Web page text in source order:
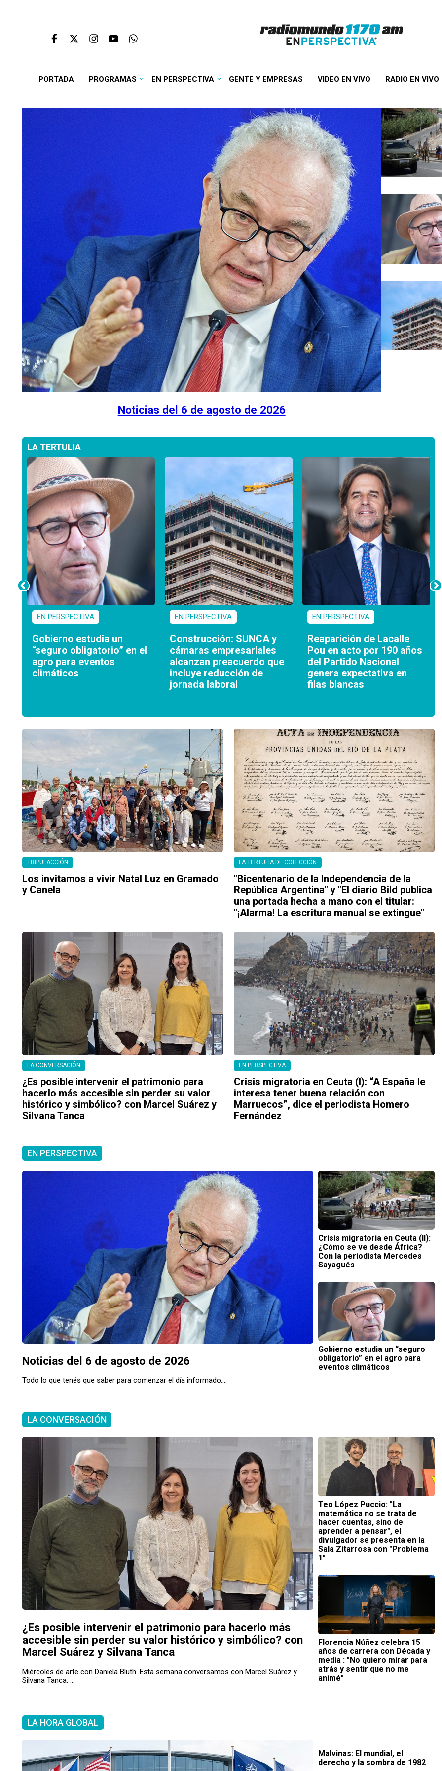
PORTADA PROGRAMAS EN PERSPECTIVA GENTE Y EMPRESAS VIDEO EN VIVO RADIO EN VIVO
Noticias del 6 de agosto de 2026
LA TERTULIA
EN PERSPECTIVA
Gobierno estudia un
“seguro obligatorio” en el
agro para eventos
climáticos
EN PERSPECTIVA
Construcción: SUNCA y
cámaras empresariales
alcanzan preacuerdo que
incluye reducción de
jornada laboral
EN PERSPECTIVA
Reaparición de Lacalle
Pou en acto por 190 años
del Partido Nacional
genera expectativa en
filas blancas
TRIPULACCIÓN
Los invitamos a vivir Natal Luz en Gramado
y Canela
LA TERTULIA DE COLECCIÓN
"Bicentenario de la Independencia de la
República Argentina" y "El diario Bild publica
una portada hecha a mano con el titular:
"¡Alarma! La escritura manual se extingue"
LA CONVERSACIÓN
¿Es posible intervenir el patrimonio para
hacerlo más accesible sin perder su valor
histórico y simbólico? con Marcel Suárez y
Silvana Tanca
EN PERSPECTIVA
Crisis migratoria en Ceuta (I): “A España le
interesa tener buena relación con
Marruecos”, dice el periodista Homero
Fernández
EN PERSPECTIVA
Noticias del 6 de agosto de 2026
Todo lo que tenés que saber para comenzar el día informado....
Crisis migratoria en Ceuta (II):
¿Cómo se ve desde África?
Con la periodista Mercedes
Sayagués
Gobierno estudia un “seguro
obligatorio” en el agro para
eventos climáticos
LA CONVERSACIÓN
¿Es posible intervenir el patrimonio para hacerlo más
accesible sin perder su valor histórico y simbólico? con
Marcel Suárez y Silvana Tanca
Miércoles de arte con Daniela Bluth. Esta semana conversamos con Marcel Suárez y
Silvana Tanca. ...
Teo López Puccio: "La
matemática no se trata de
hacer cuentas, sino de
aprender a pensar", el
divulgador se presenta en la
Sala Zitarrosa con "Problema
1″
Florencia Núñez celebra 15
años de carrera con Década y
media : "No quiero mirar para
atrás y sentir que no me
animé"
LA HORA GLOBAL
Malvinas: El mundial, el
derecho y la sombra de 1982